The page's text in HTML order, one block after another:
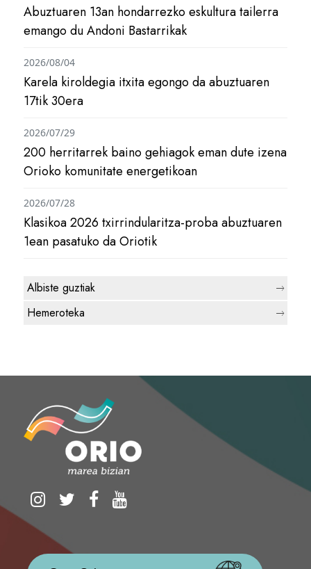
Abuztuaren 13an hondarrezko eskultura tailerra
emango du Andoni Bastarrikak
Karela kiroldegia itxita egongo da abuztuaren
17tik 30era
2026/08/04
200 herritarrek baino gehiagok eman dute izena
Orioko komunitate energetikoan
2026/07/29
Klasikoa 2026 txirrindularitza-proba abuztuaren
1ean pasatuko da Oriotik
2026/07/28
Albiste guztiak
Hemeroteka